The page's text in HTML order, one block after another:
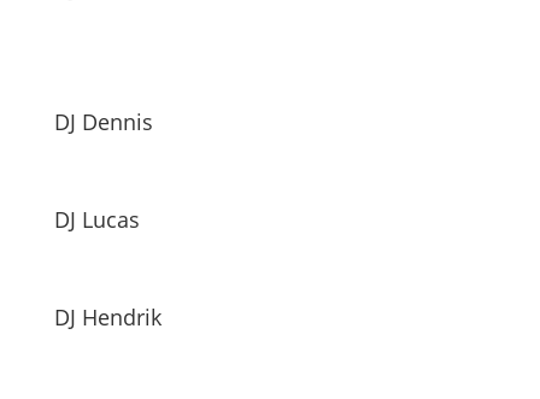
DJ Dennis
DJ Lucas
DJ Hendrik